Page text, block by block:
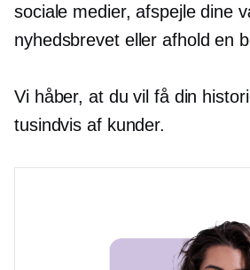
sociale medier, afspejle dine
nyhedsbrevet eller afhold en
Vi håber, at du vil få din
tusindvis af kunder.